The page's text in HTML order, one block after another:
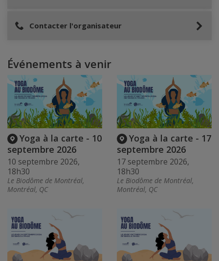
Contacter l'organisateur
Événements à venir
Yoga à la carte - 10
septembre 2026
10 septembre 2026,
18h30
Le Biodôme de Montréal,
Montréal, QC
Yoga à la carte - 17
septembre 2026
17 septembre 2026,
18h30
Le Biodôme de Montréal,
Montréal, QC